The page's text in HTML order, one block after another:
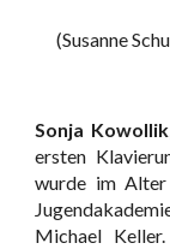
(Susanne
Sonja Kowollik
ersten
wurde im Alter
Michael